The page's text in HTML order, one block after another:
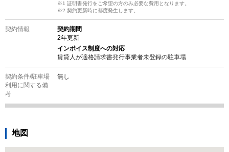
※1 証明書発行をご希望の方のみ必要な費用となります。
※2 契約更新時に都度発生します。
契約情報
契約期間
2年更新
インボイス制度への対応
賃貸人が適格請求書発行事業者未登録の駐車場
契約条件/駐車場
利用に関する備
考
無し
地図